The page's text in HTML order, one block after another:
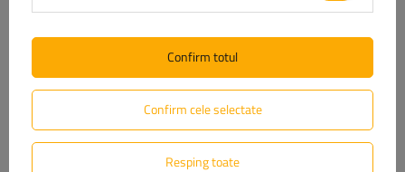
Conținutul părerii tale
Adăugă fotografia produsului:
Confirm cele selectate
Resping toate
Confirm totul